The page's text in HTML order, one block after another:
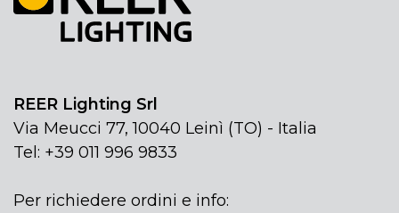
REER Lighting Srl
Via Meucci 77, 10040 Leinì (TO) - Italia
Tel: +39 011 996 9833
Per richiedere ordini e info: